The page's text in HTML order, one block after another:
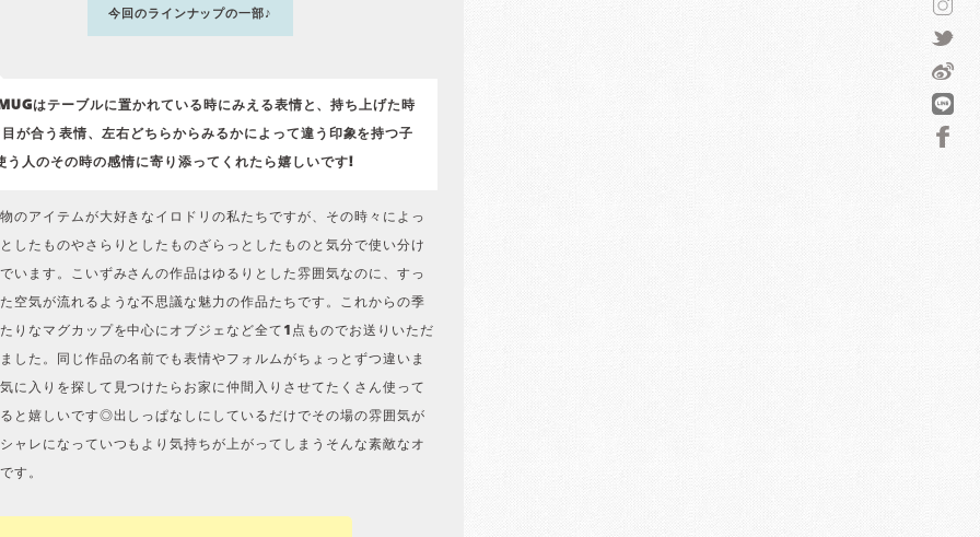
今回のラインナップの一部♪
はテーブルに置かれている時にみえる表情と、持ち上げた時
が合う表情、左右どちらからみるかによって違う印象を持つ子
う人のその時の感情に寄り添ってくれたら嬉しいです!
のアイテムが大好きなイロドリの私たちですが、その時々によっ
したものやさらりとしたものざらっとしたものと気分で使い分け
います。こいずみさんの作品はゆるりとした雰囲気なのに、すっ
空気が流れるような不思議な魅力の作品たちです。これからの季
りなマグカップを中心にオブジェなど全て1点ものでお送りいただ
した。同じ作品の名前でも表情やフォルムがちょっとずつ違いま
に入りを探して見つけたらお家に仲間入りさせてたくさん使って
と嬉しいです◎出しっぱなしにしているだけでその場の雰囲気が
ャレになっていつもより気持ちが上がってしまうそんな素敵なオ
す。